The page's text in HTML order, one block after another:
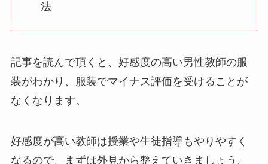
法
記事を読んで頂くと、 好感度の高い男性教師の服
装がわかり、服装でマイナス評価を受けることが
なくなります。
好感度が高い教師は授業や生徒指導もやりやすく
なるので、まずは外見から整えていきましょう。